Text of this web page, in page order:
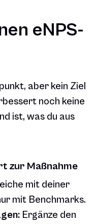
eNPS-
aber kein Ziel
noch keine
ist, was du aus
zur Maßnahme
mit deiner
mit Benchmarks.
Ergänze den